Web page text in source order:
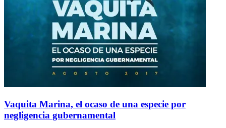
Vaquita Marina, el ocaso de una especie por
negligencia gubernamental